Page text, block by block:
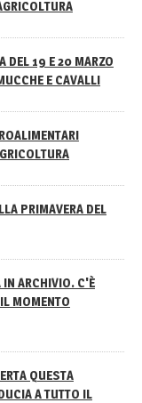
DEL 19 E 20 MARZO
E CAVALLI
PRIMAVERA DEL
IN ARCHIVIO. C'È
MOMENTO
QUESTA
A TUTTO IL